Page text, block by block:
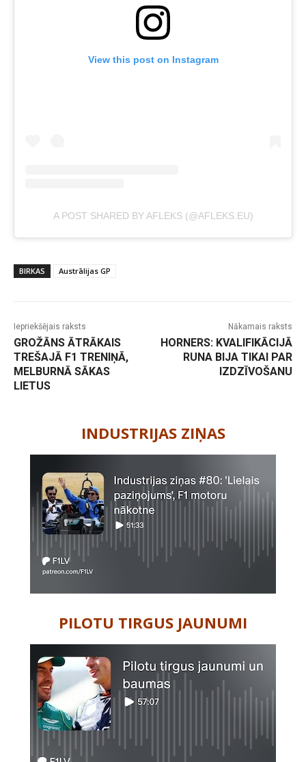
View this post on Instagram
A POST SHARED BY AFLEKS (@AFLEKS.EU)
BIRKAS Austrālijas GP
Iepriekšējais raksts
GROŽĀNS ĀTRĀKAIS
TREŠAJĀ F1 TRENIŅĀ,
MELBURNĀ SĀKAS
LIETUS
Nākamais raksts
HORNERS: KVALIFIKĀCIJĀ
RUNA BIJA TIKAI PAR
IZDZĪVOŠANU
INDUSTRIJAS ZIŅAS
PILOTU TIRGUS JAUNUMI